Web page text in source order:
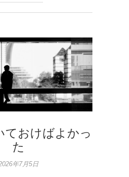
ておけばよかっ
た
年7月5日